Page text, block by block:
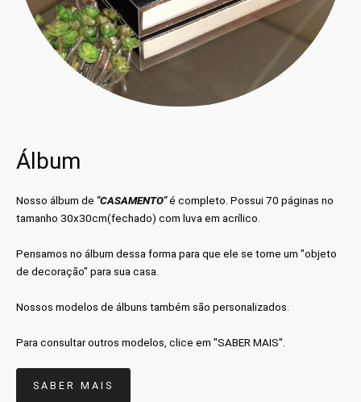
Álbum
Nosso álbum de "CASAMENTO"é completo. Possui 70 páginas no
tamanho 30x30cm(fechado) com luva em acrílico.
Pensamos no álbum dessa forma para que e le se torne um "objeto
de decoração" para sua casa.
Nossos modelos de álbuns também são personalizados.
Para consultar outros modelos, clice em "SABER MAIS".
SABER MAIS